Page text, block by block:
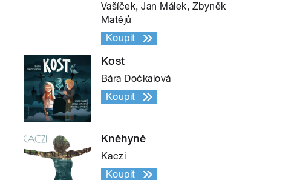
Vašíček, Jan Málek, Zbyněk
Matějů
Koupit
Kost
Bára Dočkalová
Koupit
Kněhyně
Kaczi
Koupit